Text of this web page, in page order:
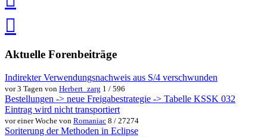
speichern
via
teilenteilen
Aktuelle Forenbeiträge
Indirekter Verwendungsnachweis aus S/4 verschwunden
vor 3 Tagen von Herbert_zarg 1 / 596
Bestellungen -> neue Freigabestrategie -> Tabelle KSSK 032
Eintrag wird nicht transportiert
vor einer Woche von Romaniac 8 / 27274
Soriterung der Methoden in Eclipse